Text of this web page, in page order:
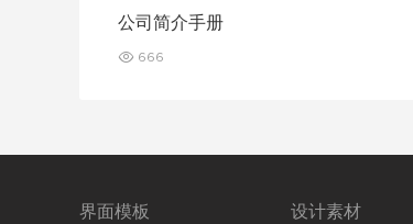
公司简介手册
666
界面模板 设计素材